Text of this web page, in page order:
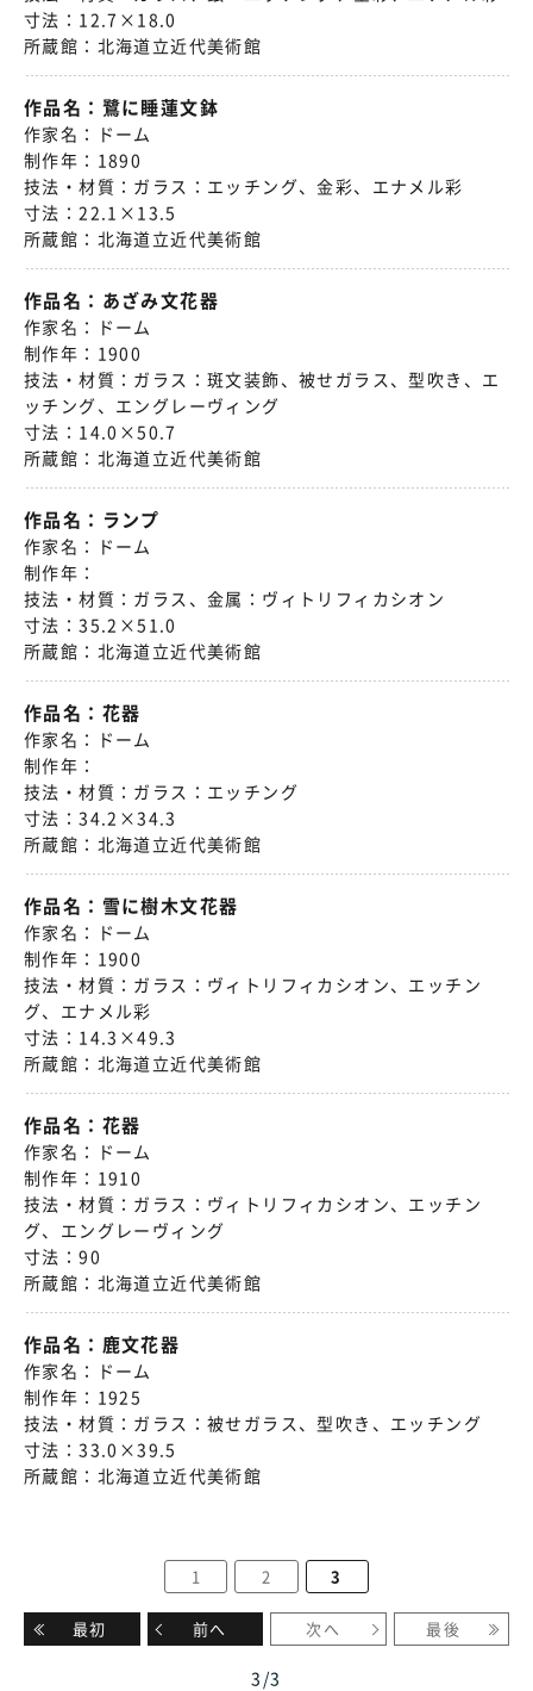
寸法： 12.7×18.0
所蔵館： 北海道立近代美術館
作品名： 鷺に睡蓮文鉢
作家名： ドーム
制作年： 1890
技法・材質： ガラス：エッチング、金彩、エナメル彩
寸法：22.1×13.5
所蔵館： 北海道立近代美術館
作品名： あざみ文花器
作家名： ドーム
制作年： 1900
技法・材質： ガラス：斑文装飾、被せガラス、型吹き、エ
ッチング、エングレーヴィング
寸法： 14.0×50.7
所蔵館： 北海道立近代美術館
作品名： ランプ
作家名： ドーム
制作年：
技法・材質： ガラス、金属：ヴィトリフィカシオン
寸法：35.2×51.0
所蔵館： 北海道立近代美術館
作品名： 花器
作家名： ドーム
制作年：
技法・材質： ガラス：エッチング
寸法：34.2×34.3
所蔵館： 北海道立近代美術館
作品名： 雪に樹木文花器
作家名： ドーム
制作年： 1900
技法・材質： ガラス：ヴィトリフィカシオン、エッチン
グ、エナメル彩
寸法： 14.3×49.3
所蔵館： 北海道立近代美術館
作品名： 花器
作家名： ドーム
制作年： 1910
技法・材質： ガラス：ヴィトリフィカシオン、エッチン
グ、エングレーヴィング
寸法：90
所蔵館： 北海道立近代美術館
作品名： 鹿文花器
作家名： ドーム
制作年： 1925
技法・材質： ガラス：被せガラス、型吹き、エッチング
寸法：33.0×39.5
所蔵館： 北海道立近代美術館
1 2 3
最初 前へ 次へ 最後
3 /3